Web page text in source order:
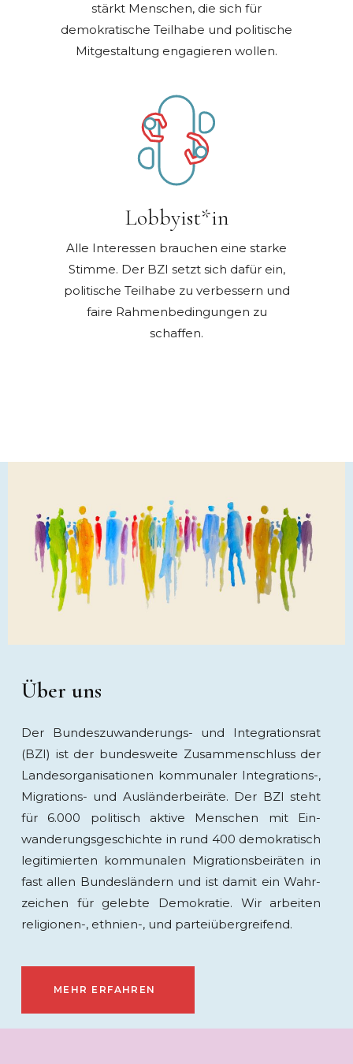
stärkt Menschen, die sich für
demokratische Teilhabe und politische
Mitgestaltung engagieren wollen.
Lobbyist*in
Alle Interessen brauchen eine starke
Stimme. Der BZI setzt sich dafür ein,
politische Teilhabe zu verbessern und
faire Rahmenbedingungen zu
schaffen.
Über uns
Der Bundeszuwanderungs- und Inte­gra­tions­rat
(BZI) ist der bundes­weite Zusammen­­­schluss der
Landes­­­orga­­ni­­sa­­tion­en kom­mu­naler Inte­­gra­­tions-,
Migra­­tions- und Aus­­länder­­­bei­räte. Der BZI steht
für 6.000 politisch aktive Men­schen mit Ein­
wanderungs­­geschichte in rund 400 demo­kratisch
legiti­mier­ten kommu­nalen Migra­tions­­bei­räten in
fast allen Bundes­­ländern und ist damit ein Wahr­
zeichen für gelebte Demo­kratie. Wir arbeiten
religionen-, ethnien-, und partei­­über­greifend.
MEHR ERFAHREN